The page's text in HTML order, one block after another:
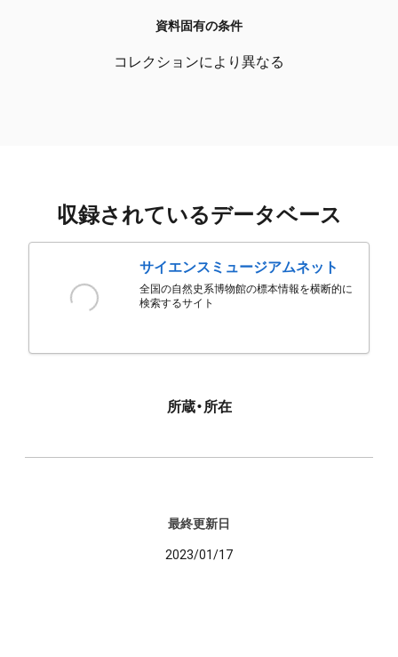
資料固有の条件
コレクションにより異なる
収録されているデータベース
サイエンスミュージアムネット
全国の自然史系博物館の標本情報を横断的に
検索するサイト
所蔵・所在
最終更新日
2023/01/17